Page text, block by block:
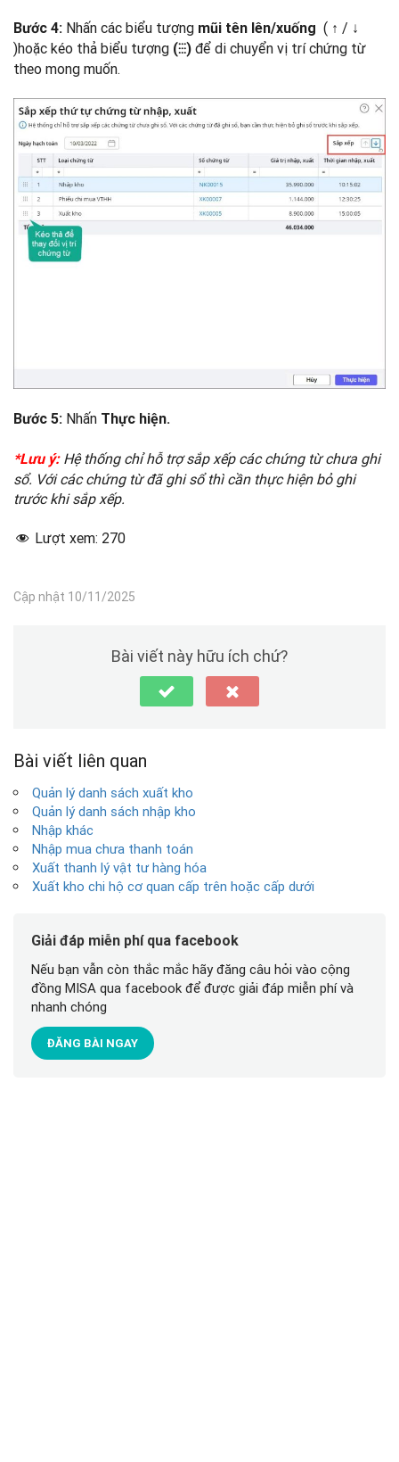
Bước 4: Nhấn các biểu tượng mũi tên lên/xuống ( ↑ / ↓
)hoặc kéo thả biểu tượng (⁝⁝⁝) để di chuyển vị trí chứng từ
theo mong muốn.
Bước 5: Nhấn Thực hiện.
*Lưu ý: Hệ thống chỉ hỗ trợ sắp xếp các chứng từ chưa ghi
sổ. Với các chứng từ đã ghi sổ thì cần thực hiện bỏ ghi
trước khi sắp xếp.
Lượt xem: 270
Cập nhật 10/11/2025
Bài viết này hữu ích chứ?
Bài viết liên quan
Quản lý danh sách xuất kho
Quản lý danh sách nhập kho
Nhập khác
Nhập mua chưa thanh toán
Xuất thanh lý vật tư hàng hóa
Xuất kho chi hộ cơ quan cấp trên hoặc cấp dưới
Giải đáp miễn phí qua facebook
Nếu bạn vẫn còn thắc mắc hãy đăng câu hỏi vào cộng
đồng MISA qua facebook để được giải đáp miễn phí và
nhanh chóng
ĐĂNG BÀI NGAY